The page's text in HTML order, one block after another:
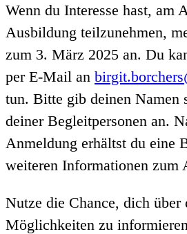
Wenn du Interesse hast, am
Ausbildung teilzunehmen,
zum 3. März 2025 an. Du
per E-Mail an
tun. Bitte gib deinen Namen
deiner Begleitpersonen an.
Anmeldung erhältst du eine
weiteren Informationen zum
Nutze die Chance, dich über
Möglichkeiten zu